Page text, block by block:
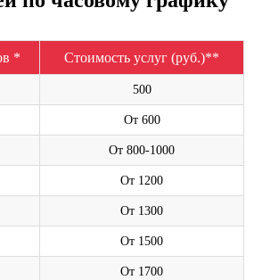
* Стоимость услуг (руб.)**
500
От 600
От 800-1000
От 1200
От 1300
От 1500
От 1700